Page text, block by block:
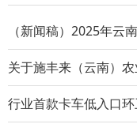
（新闻稿）2025年云
关于施丰来（云南）
行业首款卡车低入口